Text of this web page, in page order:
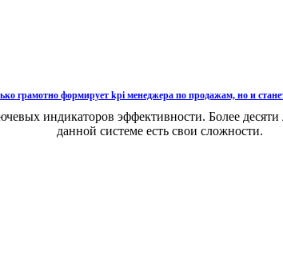
грамотно формирует kpi менеджера по продажам, но и
индикаторов эффективности. Более
данной системе есть свои сложности.